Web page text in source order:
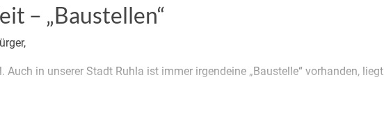
– „Baustellen“
in unserer Stadt Ruhla ist immer irgendeine „Baustelle“ vorhanden, liegt